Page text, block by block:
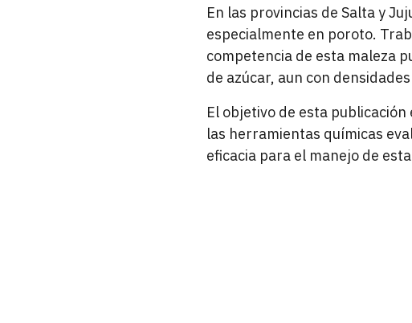
En las provincias de Salta y
especialmente en poroto.
competencia de esta maleza
de azúcar, aun con
El objetivo de esta
las herramientas químicas
eficacia para el manejo de